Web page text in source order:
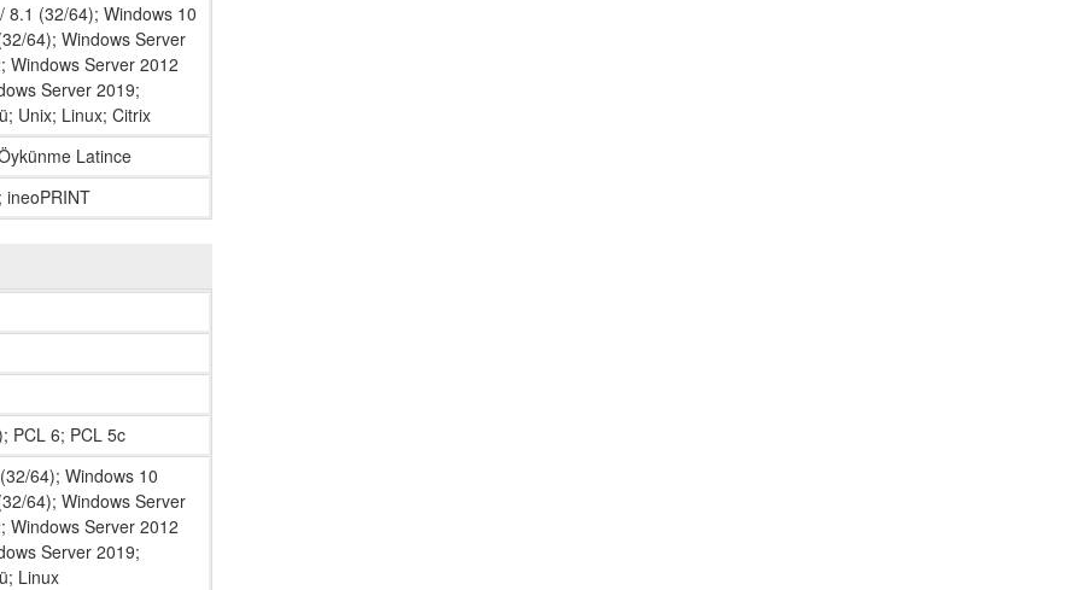
8.1 (32/64); Windows 10
64); Windows Server
Windows Server 2012
Server 2019;
Unix; Linux; Citrix
Latince
ineoPRINT
PCL 6; PCL 5c
64); Windows 10
64); Windows Server
Windows Server 2012
Server 2019;
Linux